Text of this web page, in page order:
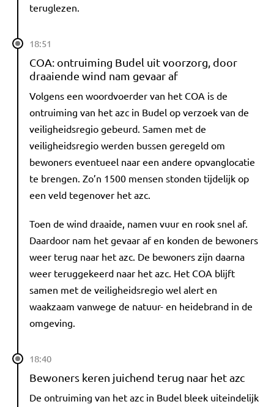
teruglezen.
18:51
COA: ontruiming Budel uit voorzorg, door
draaiende wind nam gevaar af
Volgens een woordvoerder van het COA is de
ontruiming van het azc in Budel op verzoek van de
veiligheidsregio gebeurd. Samen met de
veiligheidsregio werden bussen geregeld om
bewoners eventueel naar een andere opvanglocatie
te brengen. Zo’n 1500 mensen stonden tijdelijk op
een veld tegenover het azc.
Toen de wind draaide, namen vuur en rook snel af.
Daardoor nam het gevaar af en konden de bewoners
weer terug naar het azc. De bewoners zijn daarna
weer teruggekeerd naar het azc. Het COA blijft
samen met de veiligheidsregio wel alert en
waakzaam vanwege de natuur- en heidebrand in de
omgeving.
18:40
Bewoners keren juichend terug naar het azc
De ontruiming van het azc in Budel bleek uiteindelijk